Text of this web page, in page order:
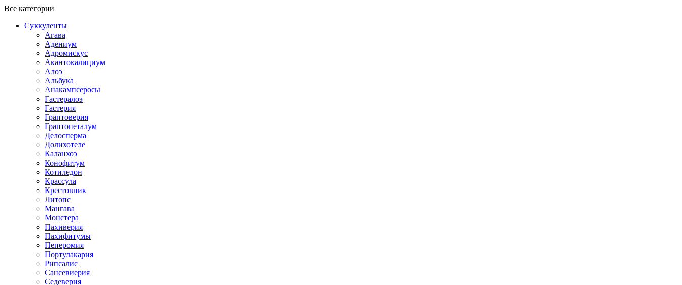
Все категории
Суккуленты
Агава
Адениум
Адромискус
Акантокалициум
Алоэ
Альбука
Анакампсеросы
Гастералоэ
Гастерия
Граптоверия
Граптопеталум
Делосперма
Долихотеле
Каланхоэ
Конофитум
Котиледон
Крассула
Крестовник
Литопс
Мангава
Монстера
Пахиверия
Пахифитумы
Пеперомия
Портулакария
Рипсалис
Сансевиерия
Седеверия